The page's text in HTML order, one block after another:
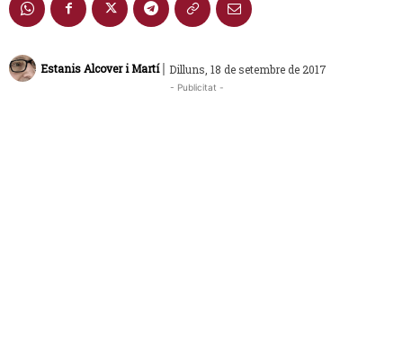
Estanis Alcover i Martí | Dilluns, 18 de setembre de 2017
- Publicitat -